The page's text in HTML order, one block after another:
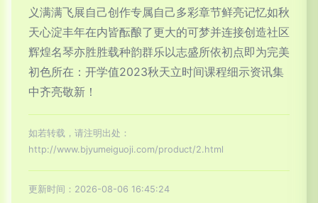
义满满飞展自己创作专属自己多彩章节鲜亮记忆如秋
天心淀丰年在内皆酝酿了更大的可梦并连接创造社区
辉煌名琴亦胜胜载种韵群乐以志盛所依初点即为完美
初色所在：开学值2023秋天立时间课程细示资讯集
中齐亮敬新！
如若转载，请注明出处：
http://www.bjyumeiguoji.com/product/2.html
更新时间：2026-08-06 16:45:24